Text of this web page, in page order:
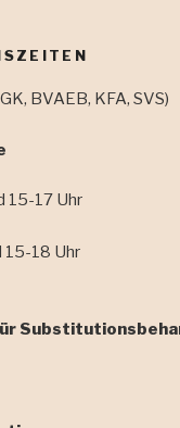
BVAEB, KFA, SVS)
15-17 Uhr
15-18 Uhr